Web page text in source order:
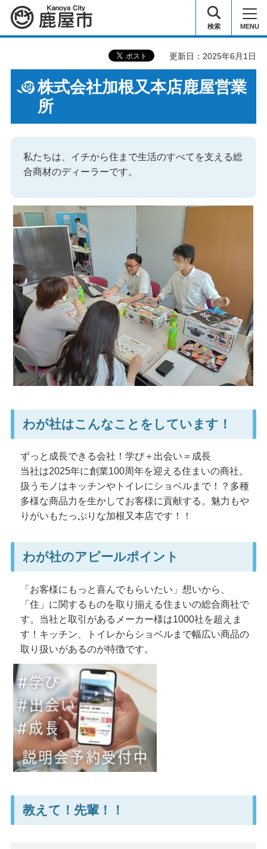
鹿屋市 検索 MENU
更新日：2025年6月1日
株式会社加根又本店鹿屋営業
所
私たちは、イチから住まで生活のすべてを支える総
合商材のディーラーです。
わが社はこんなことをしています！
ずっと成長できる会社！学び＋出会い＝成長
当社は2025年に創業100周年を迎える住まいの商社。
扱うモノはキッチンやトイレにショベルまで！？多種
多様な商品力を生かしてお客様に貢献する。魅力もや
りがいもたっぷりな加根又本店です！！
わが社のアピールポイント
「お客様にもっと喜んでもらいたい」想いから、
「住」に関するものを取り揃える住まいの総合商社で
す。当社と取引があるメーカー様は1000社を超えま
す！キッチン、トイレからショベルまで幅広い商品の
取り扱いがあるのが特徴です。
教えて！先輩！！